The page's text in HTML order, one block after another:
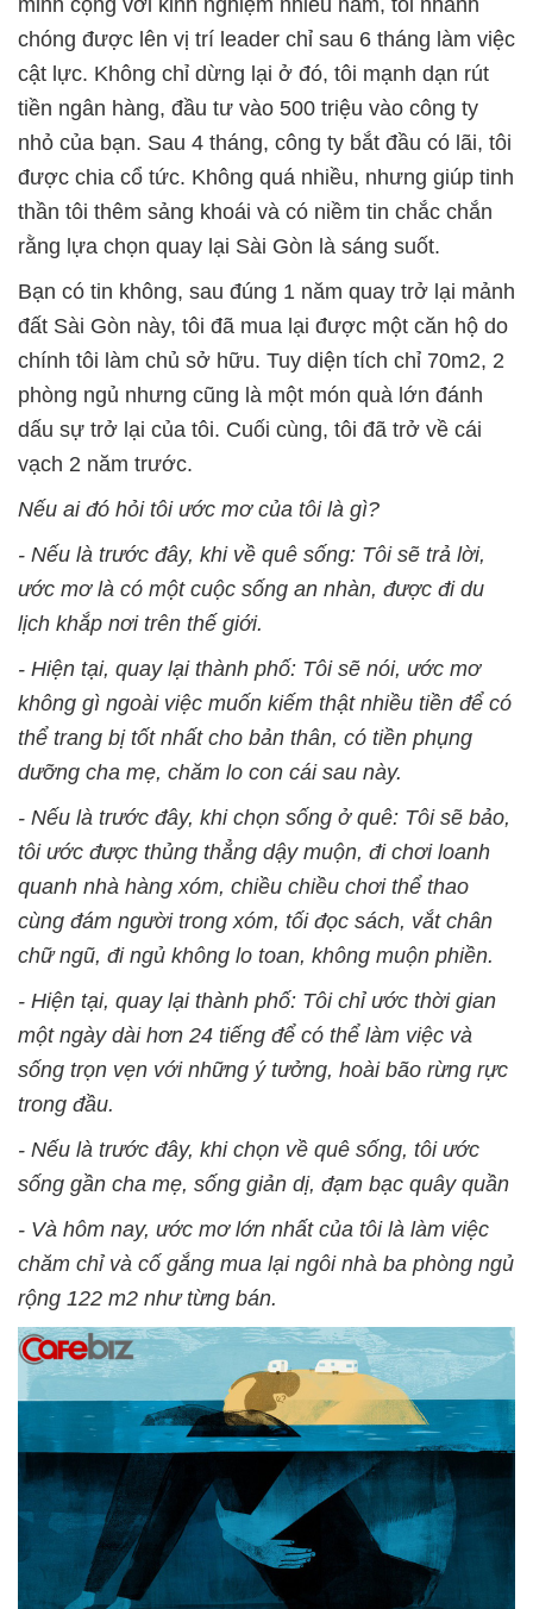
chóng được lên vị trí leader chỉ sau 6 tháng làm việc
cật lực. Không chỉ dừng lại ở đó, tôi mạnh dạn rút
tiền ngân hàng, đầu tư vào 500 triệu vào công ty
nhỏ của bạn. Sau 4 tháng, công ty bắt đầu có lãi, tôi
được chia cổ tức. Không quá nhiều, nhưng giúp tinh
thần tôi thêm sảng khoái và có niềm tin chắc chắn
rằng lựa chọn quay lại Sài Gòn là sáng suốt.
Bạn có tin không, sau đúng 1 năm quay trở lại mảnh
đất Sài Gòn này, tôi đã mua lại được một căn hộ do
chính tôi làm chủ sở hữu. Tuy diện tích chỉ 70m2, 2
phòng ngủ nhưng cũng là một món quà lớn đánh
dấu sự trở lại của tôi. Cuối cùng, tôi đã trở về cái
vạch 2 năm trước.
Nếu ai đó hỏi tôi ước mơ của tôi là gì?
- Nếu là trước đây, khi về quê sống: Tôi sẽ trả lời,
ước mơ là có một cuộc sống an nhàn, được đi du
lịch khắp nơi trên thế giới.
- Hiện tại, quay lại thành phố: Tôi sẽ nói, ước mơ
không gì ngoài việc muốn kiếm thật nhiều tiền để có
thể trang bị tốt nhất cho bản thân, có tiền phụng
dưỡng cha mẹ, chăm lo con cái sau này.
- Nếu là trước đây, khi chọn sống ở quê: Tôi sẽ bảo,
tôi ước được thủng thẳng dậy muộn, đi chơi loanh
quanh nhà hàng xóm, chiều chiều chơi thể thao
cùng đám người trong xóm, tối đọc sách, vắt chân
chữ ngũ, đi ngủ không lo toan, không muộn phiền.
- Hiện tại, quay lại thành phố: Tôi chỉ ước thời gian
một ngày dài hơn 24 tiếng để có thể làm việc và
sống trọn vẹn với những ý tưởng, hoài bão rừng rực
trong đầu.
- Nếu là trước đây, khi chọn về quê sống, tôi ước
sống gần cha mẹ, sống giản dị, đạm bạc quây quần
- Và hôm nay, ước mơ lớn nhất của tôi là làm việc
chăm chỉ và cố gắng mua lại ngôi nhà ba phòng ngủ
rộng 122 m2 như từng bán.